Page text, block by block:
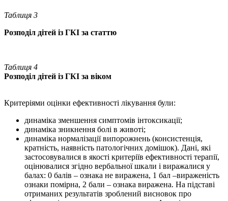
Таблиця 3
Розподіл дітей із ГКІ за статтю
Таблиця 4
Розподіл дітей із ГКІ за віком
Критеріями оцінки ефективності лікування були:
динаміка зменшення симптомів інтоксикації;
динаміка зникнення болі в животі;
динаміка нормалізації випорожнень (консистенція,
кратність, наявність патологічних домішок). Дані, які
застосовувалися в якості критеріїв ефективності терапії,
оцінювалися згідно вербальної шкали і виражалися у
балах: 0 балів – ознака не виражена, 1 бал –вираженість
ознаки помірна, 2 бали – ознака виражена. На підставі
отриманих результатів зроблений висновок про